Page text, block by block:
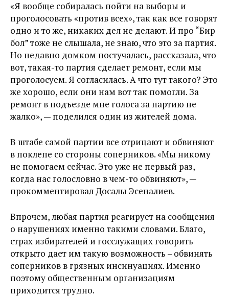
«Я вообще собиралась пойти на выборы и
проголосовать «против всех», так как все говорят
одно и то же, никаких дел не делают. И про “Бир
бол” тоже не слышала, не знаю, что это за партия.
Но недавно домком постучалась, рассказала, что
вот, такая-то партия сделает ремонт, если мы
проголосуем. Я согласилась. А что тут такого? Это
же хорошо, если они нам вот так помогли. За
ремонт в подъезде мне голоса за партию не
жалко», — поделился один из жителей дома.
В штабе самой партии все отрицают и обвиняют
в поклепе со стороны соперников. «Мы никому
не помогаем сейчас. Это уже не первый раз,
когда нас голословно в чем-то обвиняют», —
прокомментировал Досалы Эсеналиев.
Впрочем, любая партия реагирует на сообщения
о нарушениях именно такими словами. Благо,
страх избирателей и госслужащих говорить
открыто дает им такую возможность – обвинять
соперников в грязных инсинуациях. Именно
поэтому общественным организациям
приходится трудно.